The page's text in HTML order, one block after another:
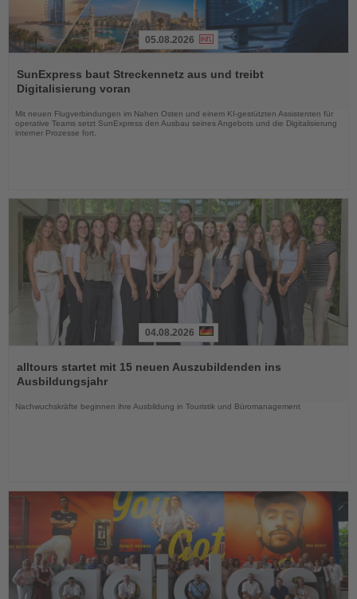
Sie
die
Nachrichten
05.08.2026
SunExpress baut Streckennetz aus und treibt
Digitalisierung voran
Mit neuen Flugverbindungen im Nahen Osten und einem KI-gestützten Assistenten für
operative Teams setzt SunExpress den Ausbau seines Angebots und die Digitalisierung
interner Prozesse fort.
Sie
die
04.08.2026
alltours startet mit 15 neuen Auszubildenden ins
Ausbildungsjahr
Nachwuchskräfte beginnen ihre Ausbildung in Touristik und Büromanagement